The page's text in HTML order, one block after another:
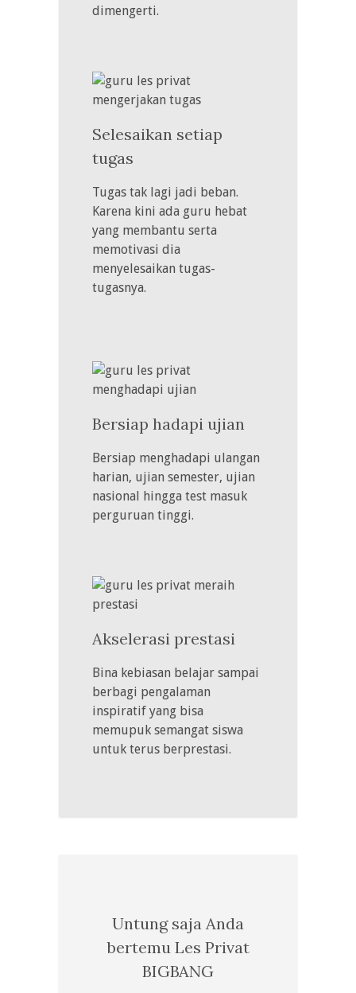
dimengerti.
Selesaikan setiap
tugas
Tugas tak lagi jadi beban.
Karena kini ada guru hebat
yang membantu serta
memotivasi dia
menyelesaikan tugas-
tugasnya.
Bersiap hadapi ujian
Bersiap menghadapi ulangan
harian, ujian semester, ujian
nasional hingga test masuk
perguruan tinggi.
Akselerasi prestasi
Bina kebiasan belajar sampai
berbagi pengalaman
inspiratif yang bisa
memupuk semangat siswa
untuk terus berprestasi.
Untung saja Anda
bertemu Les Privat
BIGBANG